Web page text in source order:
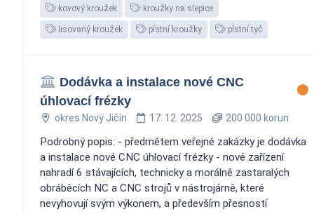
kovový kroužek kroužky na slepice
lisovaný kroužek pístní kroužky pístní tyč
Dodávka a instalace nové CNC
úhlovací frézky
okres Nový Jičín 17. 12. 2025 200 000 korun
Podrobný popis: - předmětem veřejné zakázky je dodávka
a instalace nové CNC úhlovací frézky - nové zařízení
nahradí 6 stávajících, technicky a morálně zastaralých
obráběcích NC a CNC strojů v nástrojárně, které
nevyhovují svým výkonem, a především přesností